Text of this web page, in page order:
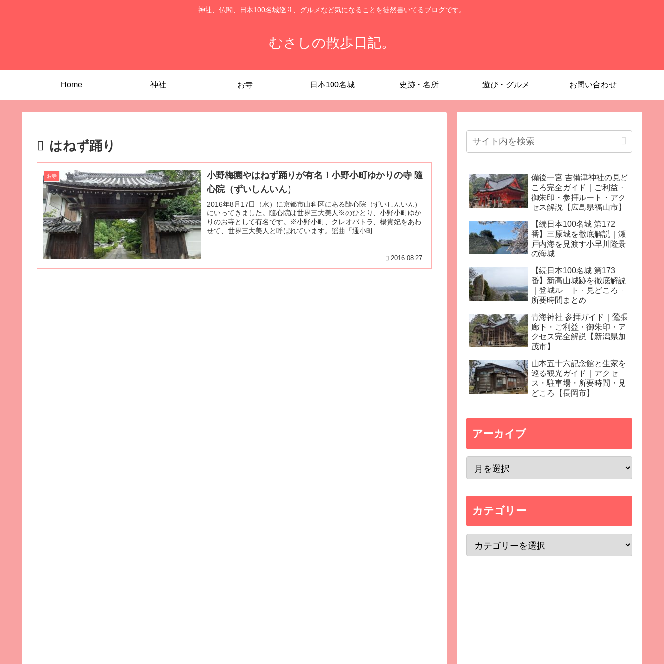
神社、仏閣、日本100名城巡り、グルメなど気になることを徒然書いてるブログです。
むさしの散歩日記。
Home 神社 お寺 日本100名城 史跡・名所 遊び・グルメ お問い合わせ
はねず踊り
お寺
小野梅園やはねず踊りが有名！小野小町ゆかりの寺 隨
心院（ずいしんいん）
2016年8月17日（水）に京都市山科区にある隨心院（ずいしんいん）
にいってきました。隨心院は世界三大美人※のひとり、小野小町ゆか
りのお寺として有名です。※小野小町、クレオパトラ、楊貴妃をあわ
せて、世界三大美人と呼ばれています。謡曲「通小町...
2016.08.27
備後一宮 吉備津神社の見ど
ころ完全ガイド｜ご利益・
御朱印・参拝ルート・アク
セス解説【広島県福山市】
【続日本100名城 第172
番】三原城を徹底解説｜瀬
戸内海を見渡す小早川隆景
の海城
【続日本100名城 第173
番】新高山城跡を徹底解説
｜登城ルート・見どころ・
所要時間まとめ
青海神社 参拝ガイド｜鶯張
廊下・ご利益・御朱印・ア
クセス完全解説【新潟県加
茂市】
山本五十六記念館と生家を
巡る観光ガイド｜アクセ
ス・駐車場・所要時間・見
どころ【長岡市】
アーカイブ
カテゴリー